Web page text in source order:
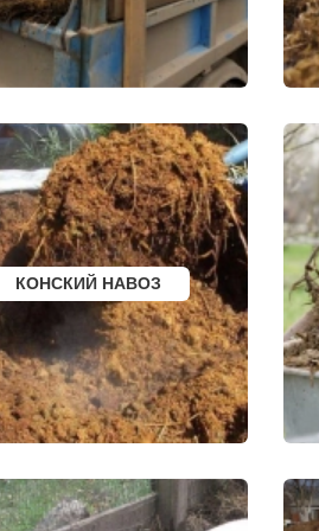
БОР
ГРЯЗИ
ДНО
ТЕМРЮК
ЛУГА
БАТАЙСК
РЫБИНСК
СЛАВЯНСК НА КУБАНИ
ТУЙМАЗЫ
МУРОМ
СЫЗРАНЬ
ПУШКИН
ВСЕВОЛОЖСК
АРЗАМАС
АРМАВИР
СЛАНЦЫ
ПЛАСТ
САФОНОВО
БИЙСК
ВОЛГОДОНСК
ТИХОРЕЦК
КИНГИСЕПП
ТИМАШЕВСК
ГАТЧИНА
ГУЛЬКЕВИЧИ
ВЫКСА
БЕРЕЗОВСКИЙ
КОНСКИЙ НАВОЗ